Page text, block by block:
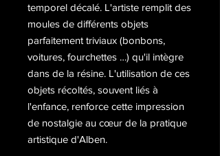
temporel décalé. L'artiste remplit des
moules de différents objets
parfaitement triviaux (bonbons,
voitures, fourchettes …) qu'il intègre
dans de la résine. L'utilisation de ces
objets récoltés, souvent liés à
l'enfance, renforce cette impression
de nostalgie au cœur de la pratique
artistique d'Alben.